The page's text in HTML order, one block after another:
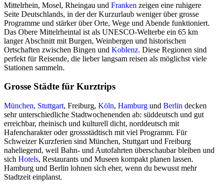
Mittelrhein, Mosel, Rheingau und Franken zeigen eine ruhigere
Seite Deutschlands, in der der Kurzurlaub weniger über grosse
Programme und stärker über Orte, Wege und Abende funktioniert.
Das Obere Mittelrheintal ist als UNESCO-Welterbe ein 65 km
langer Abschnitt mit Burgen, Weinbergen und historischen
Ortschaften zwischen Bingen und Koblenz. Diese Regionen sind
perfekt für Reisende, die lieber langsam reisen als möglichst viele
Stationen sammeln.
Grosse Städte für Kurztrips
München, Stuttgart, Freiburg, Köln, Hamburg und Berlin decken
sehr unterschiedliche Stadtwochenenden ab: süddeutsch und gut
erreichbar, rheinisch und kulturell dicht, norddeutsch mit
Hafencharakter oder grossstädtisch mit viel Programm. Für
Schweizer Kurzferien sind München, Stuttgart und Freiburg
naheliegend, weil Bahn- und Autofahrten überschaubar bleiben und
sich Hotels, Restaurants und Museen kompakt planen lassen.
Hamburg und Berlin lohnen sich eher, wenn du bewusst mehr
Stadtzeit einplanst.